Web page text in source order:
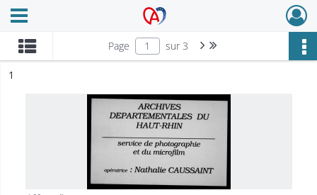
Archives Alsace - Colmar
Ouvrir le menu déroulant
Page sur 3 Page suivante : 1/3
n°
1